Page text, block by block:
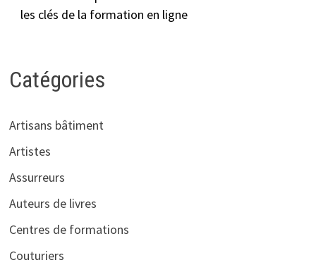
les clés de la formation en ligne
Catégories
Artisans bâtiment
Artistes
Assurreurs
Auteurs de livres
Centres de formations
Couturiers